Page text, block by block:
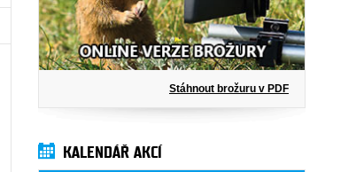
Stáhnout brožuru v PDF
KALENDÁŘ AKCÍ